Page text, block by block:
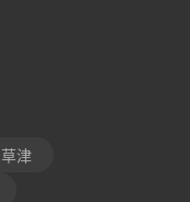
草津